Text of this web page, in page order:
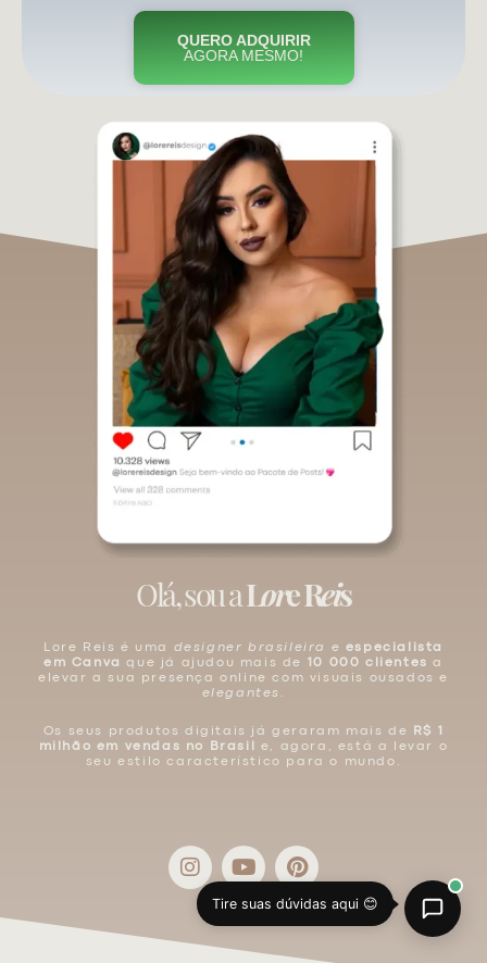
QUERO ADQUIRIR
AGORA MESMO!
Olá, sou aLore Reis
Lore Reis é uma designer brasileira e especialista
em Canva
que já ajudou mais de 10 000 clientes a
elevar a sua presença online com visuais ousados e
elegantes.
Os seus produtos digitais já geraram mais de
R$ 1
milhão em vendas no Brasil
e, agora, está a levar o
seu estilo característico para o mundo.
I
n
s
a
Y
o
u
t
P
i
n
t
Tire suas dúvidas aqui 😊